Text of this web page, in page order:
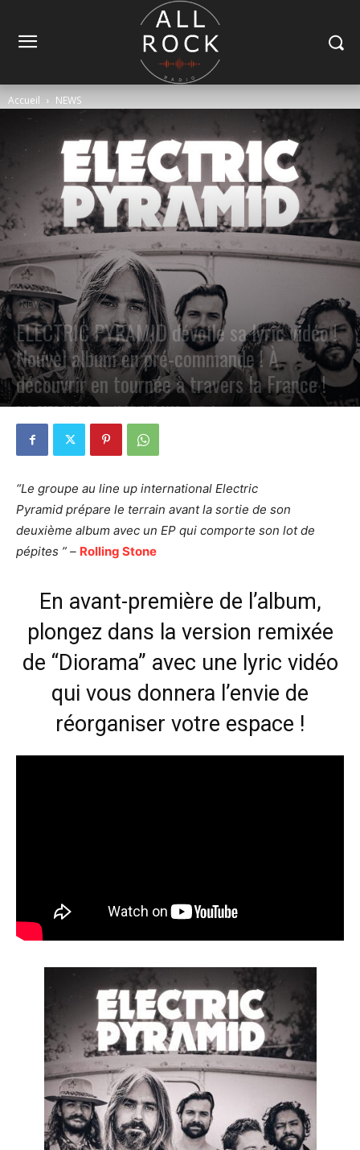
Accueil NEWS
NEWS
ELECTRIC PYRAMID dévoile sa lyric vidéo !
Nouvel album en pré-commande ! À
découvrir en tournée à travers la France !
PAR PETE CIRCLE 12 FÉVRIER 2025 0
“Le groupe au line up international Electric
Pyramid prépare le terrain avant la sortie de son
deuxième album avec un EP qui comporte son lot de
pépites ” – Rolling Stone
En avant-première de l’album,
plongez dans la version remixée
de “Diorama” avec une lyric vidéo
qui vous donnera l’envie de
réorganiser votre espace !